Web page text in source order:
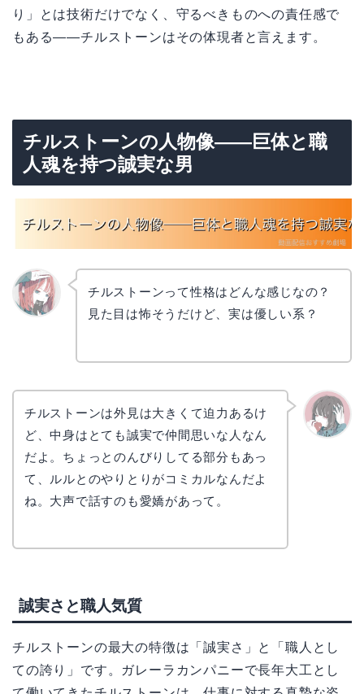
り」とは技術だけでなく、守るべきものへの責任感で
もある——チルストーンはその体現者と言えます。
チルストーンの人物像——巨体と職
人魂を持つ誠実な男
チルストーンって性格はどんな感じなの？
見た目は怖そうだけど、実は優しい系？
チルストーンは外見は大きくて迫力あるけ
ど、中身はとても誠実で仲間思いな人なん
だよ。ちょっとのんびりしてる部分もあっ
て、ルルとのやりとりがコミカルなんだよ
ね。大声で話すのも愛嬌があって。
誠実さと職人気質
チルストーンの最大の特徴は「誠実さ」と「職人とし
ての誇り」です。ガレーラカンパニーで長年大工とし